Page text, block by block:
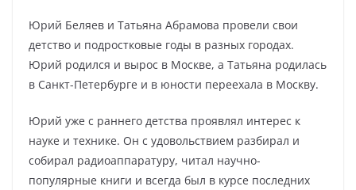
Юрий Беляев и Татьяна Абрамова провели свои
детство и подростковые годы в разных городах.
Юрий родился и вырос в Москве, а Татьяна родилась
в Санкт-Петербурге и в юности переехала в Москву.
Юрий уже с раннего детства проявлял интерес к
науке и технике. Он с удовольствием разбирал и
собирал радиоаппаратуру, читал научно-
популярные книги и всегда был в курсе последних